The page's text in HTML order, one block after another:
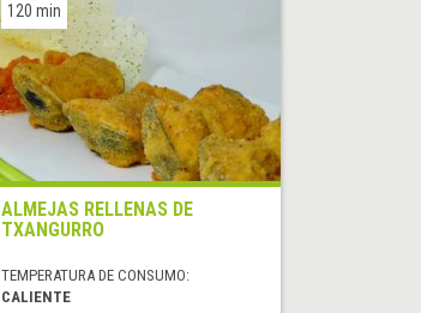
120 min
ALMEJAS RELLENAS DE
TXANGURRO
TEMPERATURA DE CONSUMO:
CALIENTE